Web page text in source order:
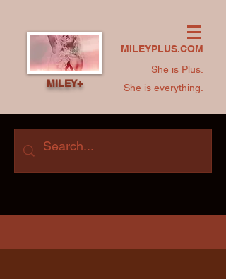
MILEYPLUS.COM
She is Plus.
She is everything.
MILEY+